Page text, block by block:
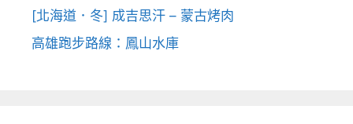
[北海道．冬] 成吉思汗 – 蒙古烤肉
高雄跑步路線：鳳山水庫